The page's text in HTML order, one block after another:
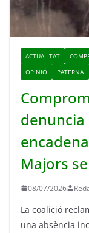
ACTUALITAT
OPINIÓ
PATERNA
Majors
08/07/2026
La coalició
una absència